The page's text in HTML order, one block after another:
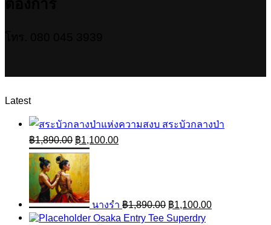
Latest
สระบัวกลางป่า
฿1,890.00 Original
price
was:
฿1,890.00.
฿1,100.00Current
price
นางรำ ฿1,890.00 ฿1,100.00
Osaka Entry Tee Superdry